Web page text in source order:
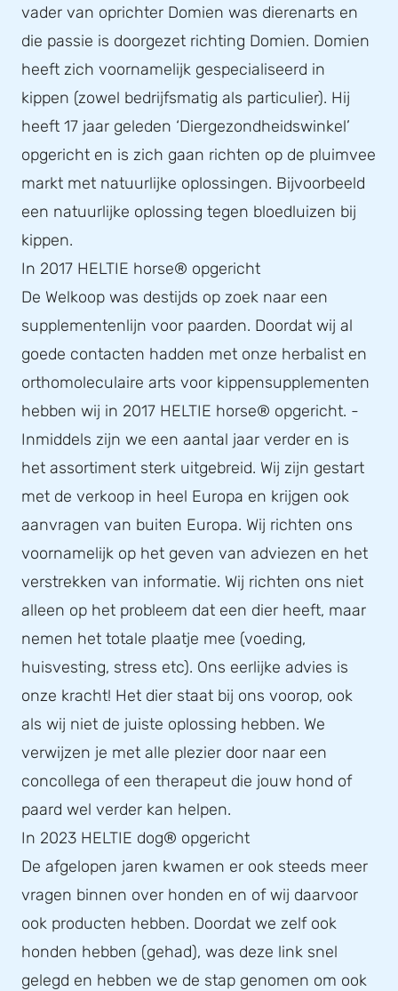
vader van oprichter Domien was dierenarts en
die passie is doorgezet richting Domien. Domien
heeft zich voornamelijk gespecialiseerd in
kippen (zowel bedrijfsmatig als particulier). Hij
heeft 17 jaar geleden ‘Diergezondheidswinkel’
opgericht en is zich gaan richten op de pluimvee
markt met natuurlijke oplossingen. Bijvoorbeeld
een natuurlijke oplossing tegen bloedluizen bij
kippen.
In 2017 HELTIE horse® opgericht
De Welkoop was destijds op zoek naar een
supplementenlijn voor paarden. Doordat wij al
goede contacten hadden met onze herbalist en
orthomoleculaire arts voor kippensupplementen
hebben wij in 2017 HELTIE horse® opgericht. -
Inmiddels zijn we een aantal jaar verder en is
het assortiment sterk uitgebreid. Wij zijn gestart
met de verkoop in heel Europa en krijgen ook
aanvragen van buiten Europa. Wij richten ons
voornamelijk op het geven van adviezen en het
verstrekken van informatie. Wij richten ons niet
alleen op het probleem dat een dier heeft, maar
nemen het totale plaatje mee (voeding,
huisvesting, stress etc). Ons eerlijke advies is
onze kracht! Het dier staat bij ons voorop, ook
als wij niet de juiste oplossing hebben. We
verwijzen je met alle plezier door naar een
concollega of een therapeut die jouw hond of
paard wel verder kan helpen.
In 2023 HELTIE dog® opgericht
De afgelopen jaren kwamen er ook steeds meer
vragen binnen over honden en of wij daarvoor
ook producten hebben. Doordat we zelf ook
honden hebben (gehad), was deze link snel
gelegd en hebben we de stap genomen om ook